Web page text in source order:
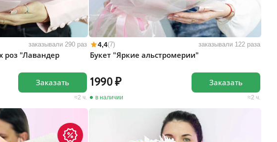
заказывали 290 раз
роз "Лавандер
2 ч.
Заказать
4,4(7) заказывали 122 раза
Букет "Яркие альстромерии"
1990
в наличии 2 ч.
Заказать